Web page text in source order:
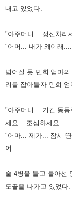
내고 있었다.
"아주머니... 정신차
"어머... 내가 왜이래
넘어질 듯 민희 엄마
리를 잡아들자 민희 엄
"아주머니... 거긴 동
세요... 조심하세요
"어마... 제가... 잠시
어
술 4병을 들고 돌아선
도끝을 나가고 있었다.